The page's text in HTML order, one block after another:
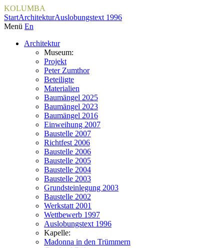
KOLUMBA
StartArchitekturAuslobungstext 1996
Menü En
Architektur
Museum:
Projekt
Peter Zumthor
Beteiligte
Materialien
Baumängel 2025
Baumängel 2023
Baumängel 2016
Einweihung 2007
Baustelle 2007
Richtfest 2006
Baustelle 2006
Baustelle 2005
Baustelle 2004
Baustelle 2003
Grundsteinlegung 2003
Baustelle 2002
Werkstatt 2001
Wettbewerb 1997
Auslobungstext 1996
Kapelle:
Madonna in den Trümmern